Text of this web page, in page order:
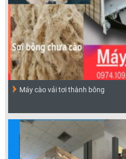
Máy cào vải tơi thành bông